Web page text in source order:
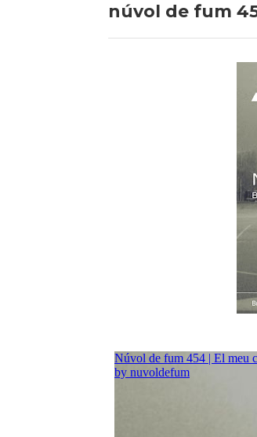
núvol de fum